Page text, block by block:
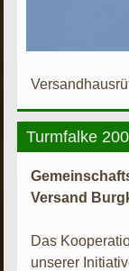
Turmfalke
Versand
Das
unserer